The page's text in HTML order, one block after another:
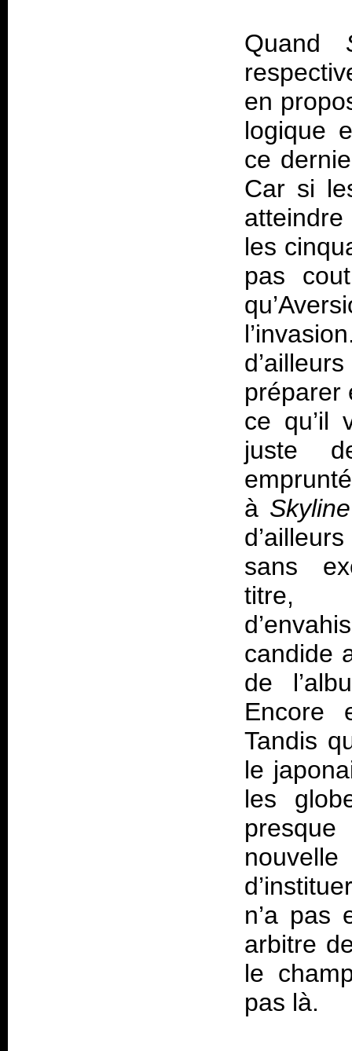
Quand
en
logique
ce
Car si
les
pas
préparer
ce qu’il
juste
à Skyline
sans
titre,
candide
de
Encore
Tandis
le
les
n’a pas
arbitre
le
pas là.